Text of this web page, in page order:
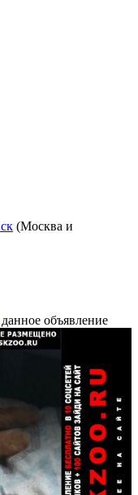
(Москва и
данное объявление